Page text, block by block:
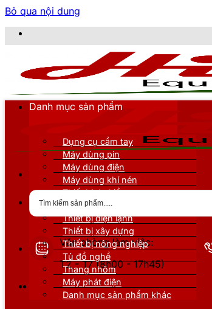
Bỏ qua nội dung
Văn phòng làm việc:
T2 - T7 (8h00 - 17h45)
Danh mục sản phẩm
Dụng cụ cầm tay
Máy dùng pin
Máy dùng điện
Máy dùng khí nén
Thiết bị đo kiểm
Thiết bị nâng đỡ
Thiết bị điện lạnh
Thiết bị xây dựng
Thiết bị nông nghiệp
Tủ đồ nghề
Thang nhôm
Máy phát điện
Danh mục sản phẩm khác